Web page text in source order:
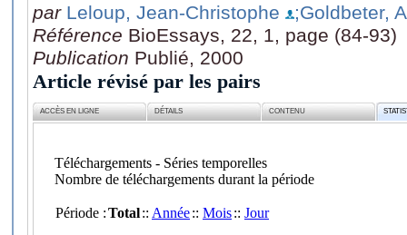
par Leloup, Jean-Christophe
;Goldbeter,
Référence BioEssays, 22, 1, page (84-93)
Publication Publié, 2000
Article révisé par les pairs
ACCÈS EN LIGNE DÉTAILS CONTENU